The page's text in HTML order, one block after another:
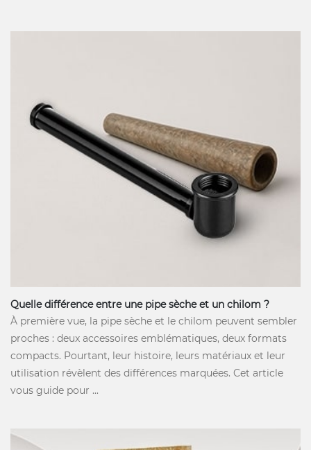
Quelle différence entre une pipe sèche et un chilom ?
À première vue, la pipe sèche et le chilom peuvent sembler
proches : deux accessoires emblématiques, deux formats
compacts. Pourtant, leur histoire, leurs matériaux et leur
utilisation révèlent des différences marquées. Cet article
vous guide pour ...